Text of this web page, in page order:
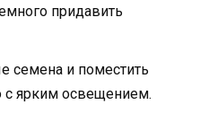
придавить
семена и поместить
с ярким освещением.